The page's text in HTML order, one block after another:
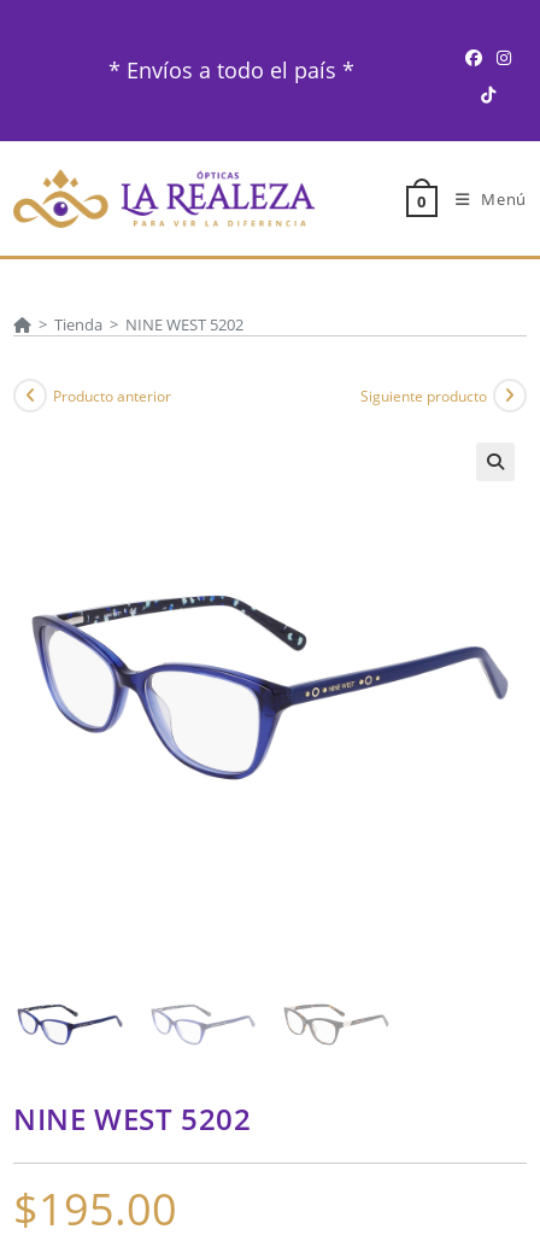
* Envíos a todo el país *
0 Menú
> Tienda > NINE WEST 5202
Producto anterior Siguiente producto
NINE WEST 5202
$195.00